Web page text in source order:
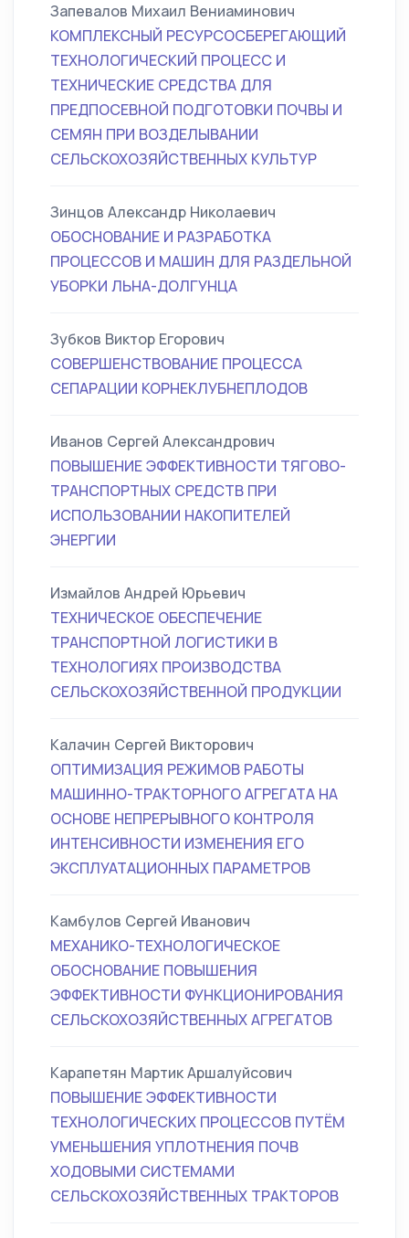
Запевалов Михаил Вениаминович
КОМПЛЕКСНЫЙ РЕСУРСОСБЕРЕГАЮЩИЙ
ТЕХНОЛОГИЧЕСКИЙ ПРОЦЕСС И
ТЕХНИЧЕСКИЕ СРЕДСТВА ДЛЯ
ПРЕДПОСЕВНОЙ ПОДГОТОВКИ ПОЧВЫ И
СЕМЯН ПРИ ВОЗДЕЛЫВАНИИ
СЕЛЬСКОХОЗЯЙСТВЕННЫХ КУЛЬТУР
Зинцов Александр Николаевич
ОБОСНОВАНИЕ И РАЗРАБОТКА
ПРОЦЕССОВ И МАШИН ДЛЯ РАЗДЕЛЬНОЙ
УБОРКИ ЛЬНА-ДОЛГУНЦА
Зубков Виктор Егорович
СОВЕРШЕНСТВОВАНИЕ ПРОЦЕССА
СЕПАРАЦИИ КОРНЕКЛУБНЕПЛОДОВ
Иванов Сергей Александрович
ПОВЫШЕНИЕ ЭФФЕКТИВНОСТИ ТЯГОВО-
ТРАНСПОРТНЫХ СРЕДСТВ ПРИ
ИСПОЛЬЗОВАНИИ НАКОПИТЕЛЕЙ
ЭНЕРГИИ
Измайлов Андрей Юрьевич
ТЕХНИЧЕСКОЕ ОБЕСПЕЧЕНИЕ
ТРАНСПОРТНОЙ ЛОГИСТИКИ В
ТЕХНОЛОГИЯХ ПРОИЗВОДСТВА
СЕЛЬСКОХОЗЯЙСТВЕННОЙ ПРОДУКЦИИ
Калачин Сергей Викторович
ОПТИМИЗАЦИЯ РЕЖИМОВ РАБОТЫ
МАШИННО-ТРАКТОРНОГО АГРЕГАТА НА
ОСНОВЕ НЕПРЕРЫВНОГО КОНТРОЛЯ
ИНТЕНСИВНОСТИ ИЗМЕНЕНИЯ ЕГО
ЭКСПЛУАТАЦИОННЫХ ПАРАМЕТРОВ
Камбулов Сергей Иванович
МЕХАНИКО-ТЕХНОЛОГИЧЕСКОЕ
ОБОСНОВАНИЕ ПОВЫШЕНИЯ
ЭФФЕКТИВНОСТИ ФУНКЦИОНИРОВАНИЯ
СЕЛЬСКОХОЗЯЙСТВЕННЫХ АГРЕГАТОВ
Карапетян Мартик Аршалуйсович
ПОВЫШЕНИЕ ЭФФЕКТИВНОСТИ
ТЕХНОЛОГИЧЕСКИХ ПРОЦЕССОВ ПУТЁМ
УМЕНЬШЕНИЯ УПЛОТНЕНИЯ ПОЧВ
ХОДОВЫМИ СИСТЕМАМИ
СЕЛЬСКОХОЗЯЙСТВЕННЫХ ТРАКТОРОВ